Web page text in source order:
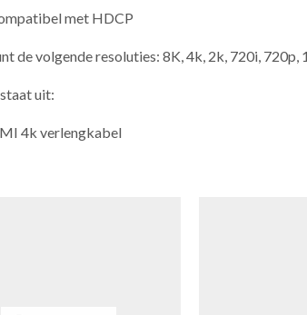
met HDCP
de volgende resoluties: 8K, 4k, 2k, 720i,
uit:
4k verlengkabel